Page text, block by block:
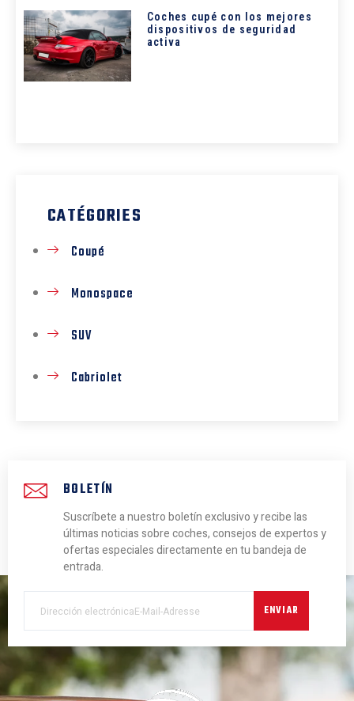
Coches cupé con los mejores
dispositivos de seguridad
activa
CATÉGORIES
Coupé
Monospace
SUV
Cabriolet
BOLETÍN
Suscríbete a nuestro boletín exclusivo y recibe las
últimas noticias sobre coches, consejos de expertos y
ofertas especiales directamente en tu bandeja de
entrada.
ENVIAR